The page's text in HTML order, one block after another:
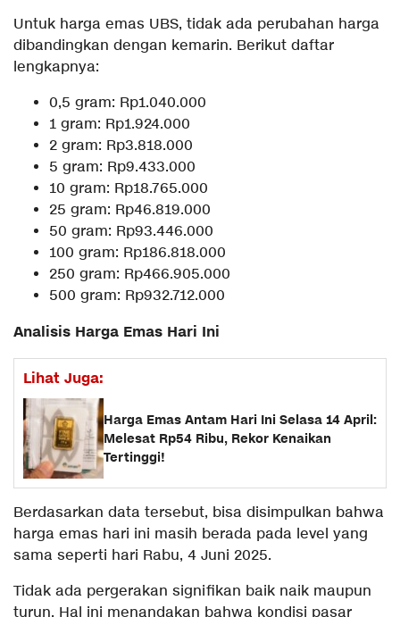
Untuk harga emas UBS, tidak ada perubahan harga
dibandingkan dengan kemarin. Berikut daftar
lengkapnya:
0,5 gram: Rp1.040.000
1 gram: Rp1.924.000
2 gram: Rp3.818.000
5 gram: Rp9.433.000
10 gram: Rp18.765.000
25 gram: Rp46.819.000
50 gram: Rp93.446.000
100 gram: Rp186.818.000
250 gram: Rp466.905.000
500 gram: Rp932.712.000
Analisis Harga Emas Hari Ini
Lihat Juga:
Harga Emas Antam Hari Ini Selasa 14 April:
Melesat Rp54 Ribu, Rekor Kenaikan
Tertinggi!
Berdasarkan data tersebut, bisa disimpulkan bahwa
harga emas hari ini masih berada pada level yang
sama seperti hari Rabu, 4 Juni 2025.
Tidak ada pergerakan signifikan baik naik maupun
turun. Hal ini menandakan bahwa kondisi pasar